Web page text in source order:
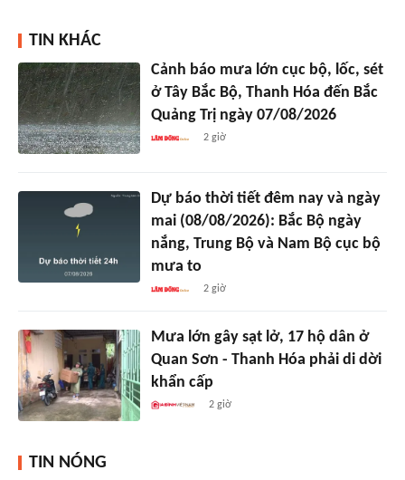
TIN KHÁC
Cảnh báo mưa lớn cục bộ, lốc, sét
ở Tây Bắc Bộ, Thanh Hóa đến Bắc
Quảng Trị ngày 07/08/2026
2 giờ
Dự báo thời tiết đêm nay và ngày
mai (08/08/2026): Bắc Bộ ngày
nắng, Trung Bộ và Nam Bộ cục bộ
mưa to
2 giờ
Mưa lớn gây sạt lở, 17 hộ dân ở
Quan Sơn - Thanh Hóa phải di dời
khẩn cấp
2 giờ
TIN NÓNG